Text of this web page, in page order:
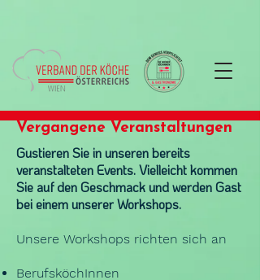
Vergangene Veranstaltungen
Gustieren Sie in unseren bereits
veranstalteten Events. Vielleicht kommen
Sie auf den Geschmack und werden Gast
bei einem unserer Workshops.
Unsere Workshops richten sich an
BerufsköchInnen